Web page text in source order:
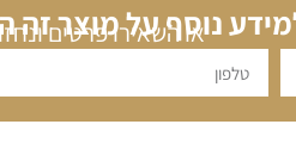
נוסף על מוצר
או השאירו פרטים